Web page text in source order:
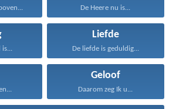
De Heere nu is...
is...
Liefde
De liefde is geduldig...
Geloof
Daarom zeg Ik u...